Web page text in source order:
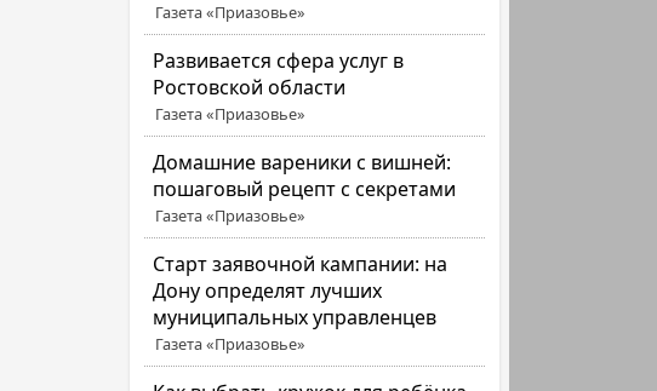
Газета «Приазовье»
Развивается сфера услуг в
Ростовской области
Газета «Приазовье»
Домашние вареники с вишней:
пошаговый рецепт с секретами
Газета «Приазовье»
Старт заявочной кампании: на
Дону определят лучших
муниципальных управленцев
Газета «Приазовье»